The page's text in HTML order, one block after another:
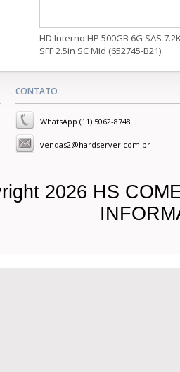
HD Interno HP 500GB 6G SAS
SFF 2.5in SC Mid (652745-B21)
CONTATO
WhatsApp (11) 5062-8748
vendas2@hardserver.com.br
2026 HS